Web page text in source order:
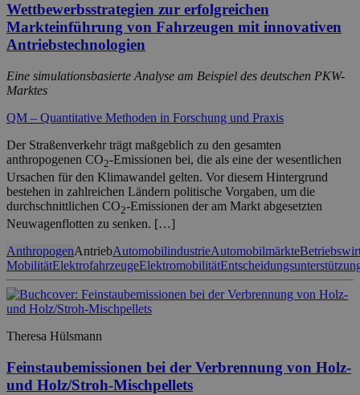
Wettbewerbsstrategien zur erfolgreichen
Markteinführung von Fahrzeugen mit innovativen
Antriebstechnologien
Eine simulationsbasierte Analyse am Beispiel des deutschen PKW-
Marktes
QM – Quantitative Methoden in Forschung und Praxis
Der Straßenverkehr trägt maßgeblich zu den gesamten
anthropogenen CO2-Emissionen bei, die als eine der wesentlichen
Ursachen für den Klimawandel gelten. Vor diesem Hintergrund
bestehen in zahlreichen Ländern politische Vorgaben, um die
durchschnittlichen CO2-Emissionen der am Markt abgesetzten
Neuwagenflotten zu senken. […]
AnthropogenAntriebAutomobilindustrieAutomobilmärkte
MobilitätElektrofahrzeugeElektromobilität
Theresa Hülsmann
Feinstaubemissionen bei der Verbrennung von Holz-
und Holz/Stroh-Mischpellets